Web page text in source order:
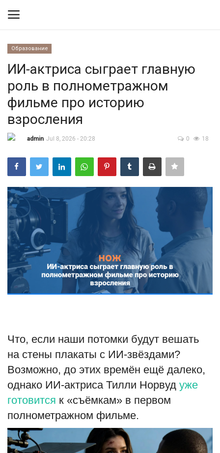
Контакты
Правила размещения
Политика
Экономика
Технологии
Спорт
Туризм
Недвижимость
Авто
Образование
В мире
Россия
Язык
Образование
ИИ-актриса сыграет главную
роль в полнометражном
фильме про историю
взросления
admin Jul 8, 2026 - 20:28 0 18
Что, если наши потомки будут вешать
на стены плакаты с ИИ-звёздами?
Возможно, до этих времён ещё далеко,
однако ИИ-актриса Тилли Норвуд уже
готовится к «съёмкам» в первом
полнометражном фильме.